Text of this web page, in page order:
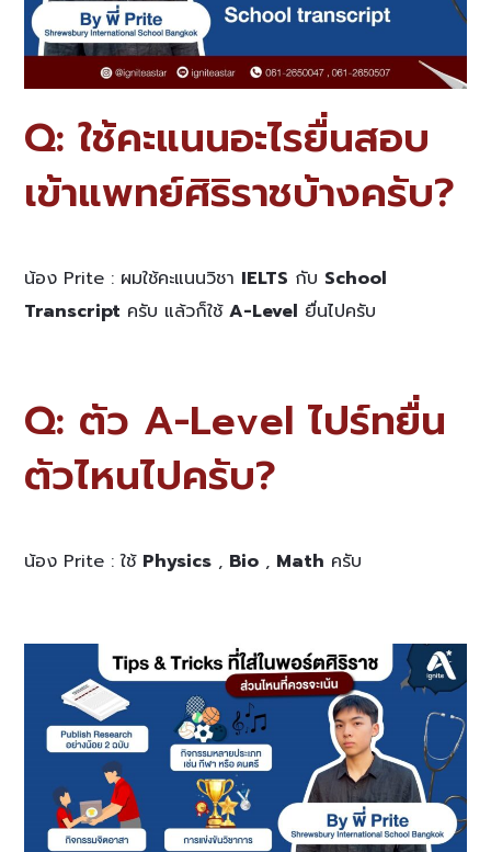
Q: ใช้คะแนนอะไรยื่นสอบ
เข้าแพทย์ศิริราชบ้างครับ?
น้อง Prite : ผมใช้คะแนนวิชา IELTS กับ School
Transcript ครับ แล้วก็ใช้A-Level ยื่นไปครับ
Q: ตัว A-Level ไปร์ทยื่น
ตัวไหนไปครับ?
น้อง Prite : ใช้ Physics , Bio , Math ครับ